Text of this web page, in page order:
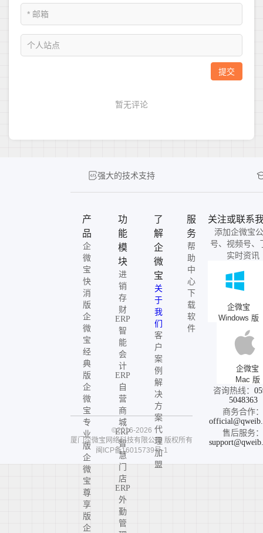
强大的技术支持
产
品
企
微
宝
快
消
版
企
微
宝
经
典
版
企
微
宝
专
业
版
企
微
宝
尊
享
版
企
功
能
模
块
进
销
存
财
ERP
智
能
会
计
ERP
自
营
商
城
ERP
智
慧
门
店
ERP
外
勤
管
了
解
企
微
宝
关
于
我
们
客
户
案
例
解
决
方
案
代
理
加
盟
服
务
帮
助
中
心
下
载
软
件
关注或联系
添加企微宝
号、视频号、
实时资讯
企微宝
Windows 版
企微宝
Mac 版
咨询热线：
5048363
商务合作：
售后服务：
©2016-2026
厦门企微宝网络科技有限公司 版权所有
闽ICP备16015739号-1